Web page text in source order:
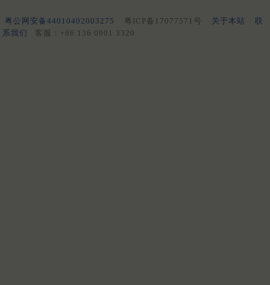
粤公网安备44010402003275 粤ICP备17077571号 关于本站
联
系我们
客服：+86 136 0901 3320